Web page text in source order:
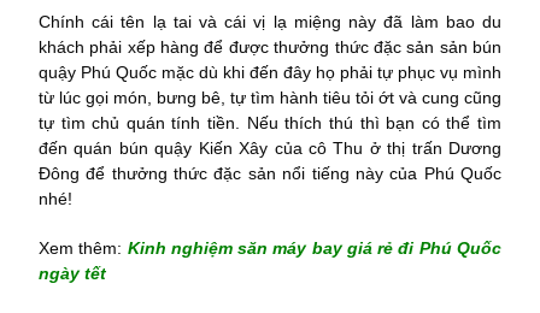
Chính cái tên lạ tai và cái vị lạ miệng này đã làm bao du
khách phải xếp hàng để được thưởng thức đặc sản sản bún
quậy Phú Quốc mặc dù khi đến đây họ phải tự phục vụ mình
từ lúc gọi món, bưng bê, tự tìm hành tiêu tỏi ớt và cung cũng
tự tìm chủ quán tính tiền. Nếu thích thú thì bạn có thể tìm
đến quán bún quậy Kiến Xây của cô Thu ở thị trấn Dương
Đông để thưởng thức đặc sản nổi tiếng này của Phú Quốc
nhé!
Xem thêm: Kinh nghiệm săn máy bay giá rẻ đi Phú Quốc
ngày tết